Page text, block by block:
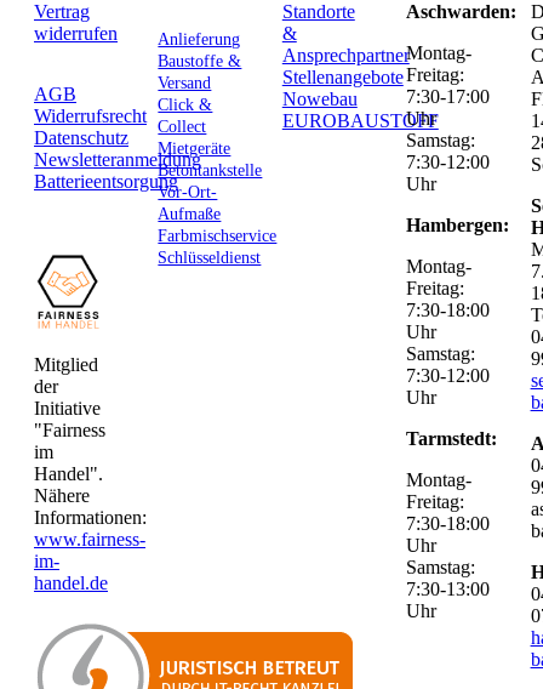
Vertrag
widerrufen
AGB
Widerrufsrecht
Datenschutz
Newsletteranmeldung
Batterieentsorgung
Mitglied
der
Initiative
"Fairness
im
Handel".
Nähere
Informationen:
www.fairness-
im-
handel.de
Anlieferung
Baustoffe &
Versand
Click &
Collect
Mietgeräte
Betontankstelle
Vor-Ort-
Aufmaße
Farbmischservice
Schlüsseldienst
Standorte
&
Ansprechpartner
Stellenangebote
Nowebau
EUROBAUSTOFF
Aschwarden:
Montag-
Freitag:
7:30-17:00
Uhr
Samstag:
7:30-12:00
Uhr
Hambergen:
Montag-
Freitag:
7:30-18:00
Uhr
Samstag:
7:30-12:00
Uhr
Tarmstedt:
Montag-
Freitag:
7:30-18:00
Uhr
Samstag:
7:30-13:00
Uhr